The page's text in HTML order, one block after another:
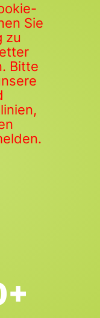
Sie
zu
Bitte